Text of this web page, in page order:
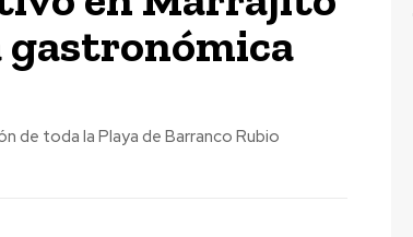
de toda la Playa de Barranco Rubio